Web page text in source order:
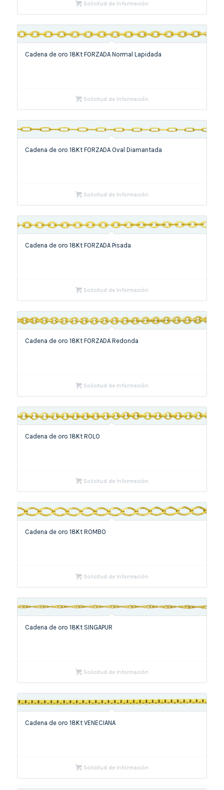
Solicitud de Información
Cadena de oro 18Kt FORZADA Normal Lapidada
Solicitud de Información
Cadena de oro 18Kt FORZADA Oval Diamantada
Solicitud de Información
Cadena de oro 18Kt FORZADA Pisada
Solicitud de Información
Cadena de oro 18Kt FORZADA Redonda
Solicitud de Información
Cadena de oro 18Kt ROLO
Solicitud de Información
Cadena de oro 18Kt ROMBO
Solicitud de Información
Cadena de oro 18Kt SINGAPUR
Solicitud de Información
Cadena de oro 18Kt VENECIANA
Solicitud de Información